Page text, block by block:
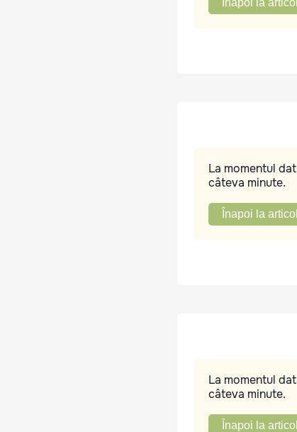
Înapoi la
La momentul
câteva minute.
Înapoi la
La momentul
câteva minute.
Înapoi la